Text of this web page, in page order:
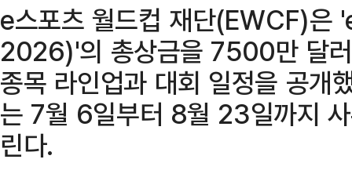
e스포츠 월드컵 재단(EWCF)
2026)'의 총상금을 7500만 달
종목 라인업과 대회 일정을 공개
는 7월 6일부터 8월 23일까지
린다.